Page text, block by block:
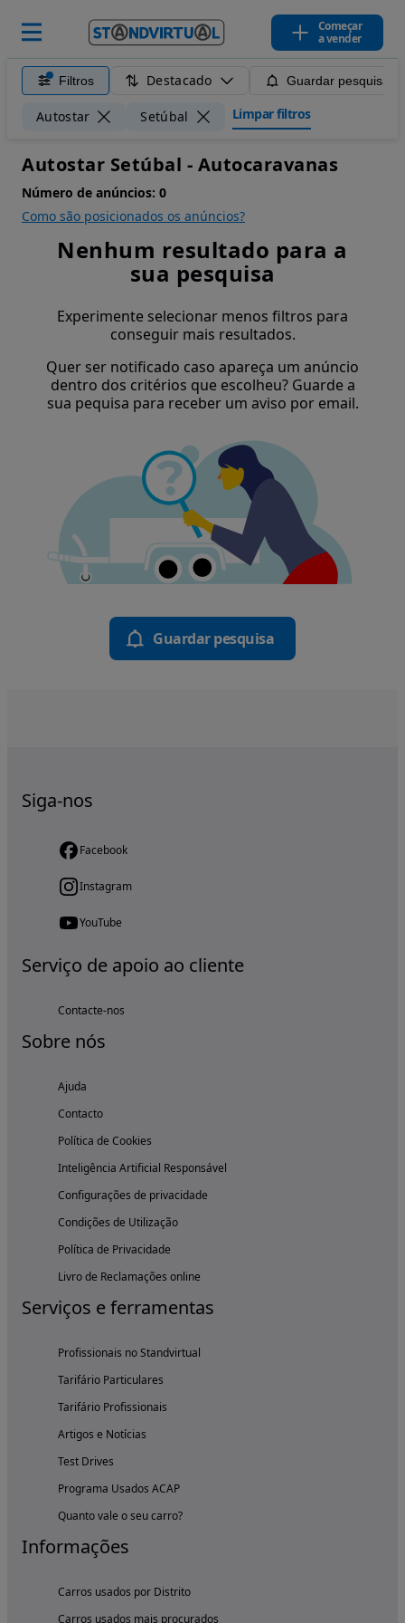
Começar
a vender
Filtros Destacado Guardar pesquisa
Autostar Setúbal Limpar filtros
Autostar Setúbal - Autocaravanas
Número de anúncios: 0
Como são posicionados os anúncios?
Nenhum resultado para a
sua pesquisa
Experimente selecionar menos filtros para
conseguir mais resultados.
Quer ser notificado caso apareça um anúncio
dentro dos critérios que escolheu? Guarde a
sua pequisa para receber um aviso por email.
Guardar pesquisa
Siga-nos
Facebook
Instagram
YouTube
Serviço de apoio ao cliente
Contacte-nos
Sobre nós
Ajuda
Contacto
Política de Cookies
Inteligência Artificial Responsável
Configurações de privacidade
Condições de Utilização
Política de Privacidade
Livro de Reclamações online
Serviços e ferramentas
Profissionais no Standvirtual
Tarifário Particulares
Tarifário Profissionais
Artigos e Notícias
Test Drives
Programa Usados ACAP
Quanto vale o seu carro?
Informações
Carros usados por Distrito
Carros usados mais procurados